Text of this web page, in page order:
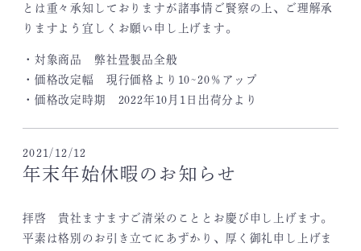
とは重々承知しておりますが諸事情ご賢察の上、ご理解承
りますよう宜しくお願い申し上げます。
・対象商品 弊社畳製品全般
・価格改定幅 現行価格より10~20％アップ
・価格改定時期 2022年10月1日出荷分より
2021/12/12
年末年始休暇のお知らせ
拝啓 貴社ますますご清栄のこととお慶び申し上げます。
平素は格別のお引き立てにあずかり、厚く御礼申し上げま